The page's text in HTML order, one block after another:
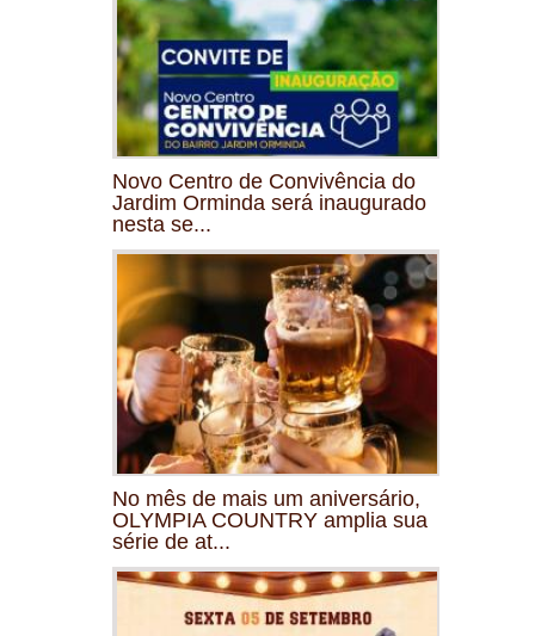
Novo Centro de Convivência do
Jardim Orminda será inaugurado
nesta se...
No mês de mais um aniversário,
OLYMPIA COUNTRY amplia sua
série de at...